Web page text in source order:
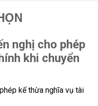
nghị cho phép
khi chuyển